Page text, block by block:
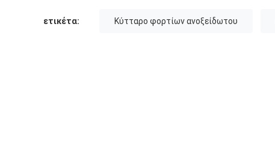
ετικέτα: Κύτταρο φορτίων ανοξείδωτου